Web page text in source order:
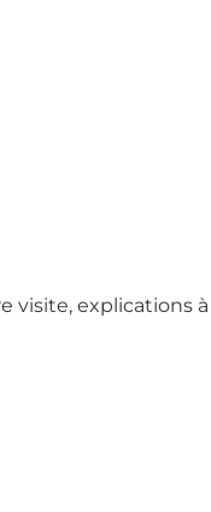
visite, explications à